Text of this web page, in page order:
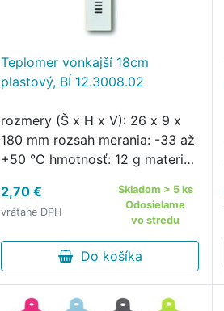
Teplomer vonkajší 18cm
plastový, BÍ 12.3008.02
rozmery (Š x H x V): 26 x 9 x
180 mm rozsah merania: -33 až
+50 °C hmotnosť: 12 g materiál:
závesný kvapalinový teplomer s
prehľadnou stupnicou je vhodný
pre pripevnenie na rám …
2,70 €
vrátane DPH
Skladom > 5 ks
Odosielame
vo stredu
Do košíka